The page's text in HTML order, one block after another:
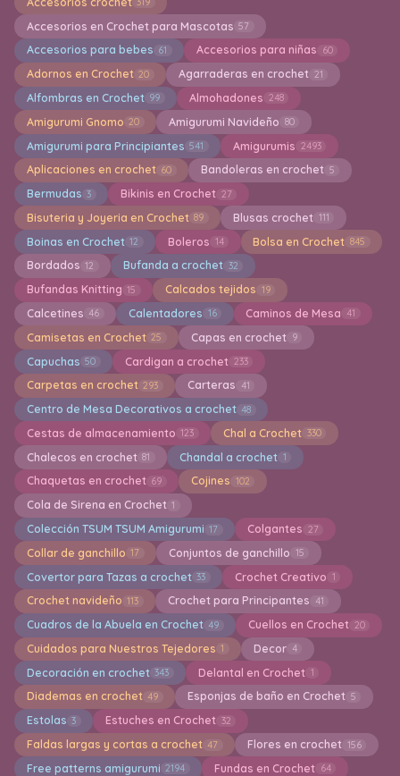
Accesorios en Crochet para Mascotas 57
Accesorios para bebes 61 Accesorios para niñas 60
Adornos en Crochet 20 Agarraderas en crochet 21
Alfombras en Crochet 99 Almohadones 248
Amigurumi Gnomo 20 Amigurumi Navideño 80
Amigurumi para Principiantes 541 Amigurumis 2493
Aplicaciones en crochet 60 Bandoleras en crochet 5
Bermudas 3 Bikinis en Crochet 27
Bisuteria y Joyeria en Crochet 89 Blusas crochet 111
Boinas en Crochet 12 Boleros 14 Bolsa en Crochet 845
Bordados 12 Bufanda a crochet 32
Bufandas Knitting 15 Calcados tejidos 19
Calcetines 46 Calentadores 16 Caminos de Mesa 41
Camisetas en Crochet 25 Capas en crochet 9
Capuchas 50 Cardigan a crochet 233
Carpetas en crochet 293 Carteras 41
Centro de Mesa Decorativos a crochet 48
Cestas de almacenamiento 123 Chal a Crochet 330
Chalecos en crochet 81 Chandal a crochet 1
Chaquetas en crochet 69 Cojines 102
Cola de Sirena en Crochet 1
Colección TSUM TSUM Amigurumi 17 Colgantes 27
Collar de ganchillo 17 Conjuntos de ganchillo 15
Covertor para Tazas a crochet 33 Crochet Creativo 1
Crochet navideño 113 Crochet para Principantes 41
Cuadros de la Abuela en Crochet 49 Cuellos en Crochet 20
Cuidados para Nuestros Tejedores 1 Decor 4
Decoración en crochet 343 Delantal en Crochet 1
Diademas en crochet 49 Esponjas de baño en Crochet 5
Estolas 3 Estuches en Crochet 32
Faldas largas y cortas a crochet 47 Flores en crochet 156
Free patterns amigurumi 2194 Fundas en Crochet 64